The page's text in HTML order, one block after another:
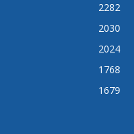
2282
2030
2024
1768
1679